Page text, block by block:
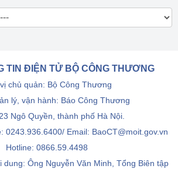
TIN ĐIỆN TỬ BỘ CÔNG THƯƠNG
chủ quản: Bộ Công Thương
lý, vận hành: Báo Công Thương
Ngô Quyền, thành phố Hà Nội.
0243.936.6400/ Email: BaoCT@moit.gov.vn
Hotline: 0866.59.4498
dung: Ông Nguyễn Văn Minh, Tổng Biên tập